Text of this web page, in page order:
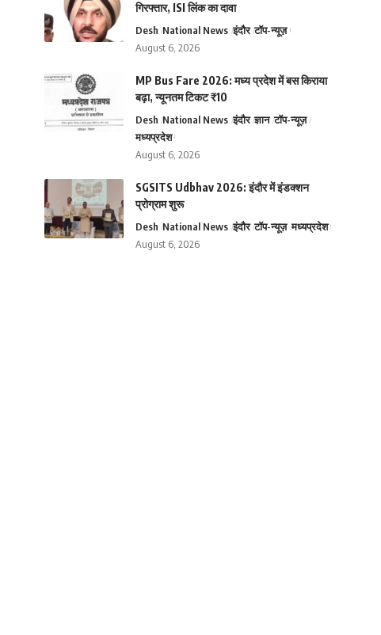
गिरफ्तार, ISI लिंक का दावा
Desh National News इंदौर टॉप-न्यूज़
August 6, 2026
MP Bus Fare 2026: मध्य प्रदेश में बस किराया
बढ़ा, न्यूनतम टिकट ₹10
Desh National News इंदौर ज्ञान टॉप-न्यूज़
मध्यप्रदेश
August 6, 2026
SGSITS Udbhav 2026: इंदौर में इंडक्शन
प्रोग्राम शुरू
Desh National News इंदौर टॉप-न्यूज़ मध्यप्रदेश
August 6, 2026